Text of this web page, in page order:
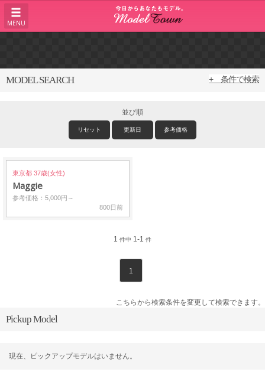
MENU
MODEL SEARCH + 条件で検索
並び順
リセット 更新日 参考価格
東京都 37歳(女性)
Maggie
参考価格：5,000円～
800日前
1 件中 1-1 件
1
こちらから検索条件を変更して検索できます。
Pickup Model
現在、ピックアップモデルはいません。